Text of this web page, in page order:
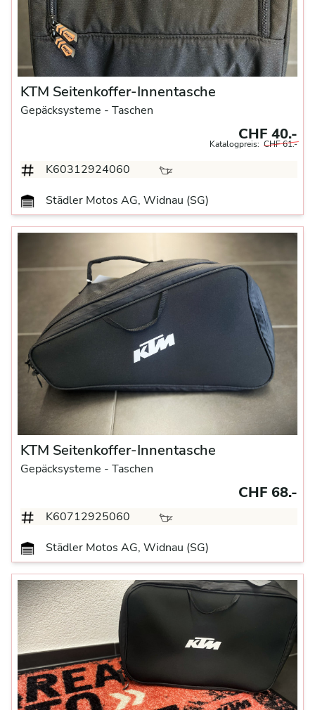
KTM Seitenkoffer-Innentasche
Gepäcksysteme - Taschen
CHF 40.-
Katalogpreis: CHF 61.-
K60312924060
Städler Motos AG, Widnau (SG)
KTM Seitenkoffer-Innentasche
Gepäcksysteme - Taschen
CHF 68.-
K60712925060
Städler Motos AG, Widnau (SG)